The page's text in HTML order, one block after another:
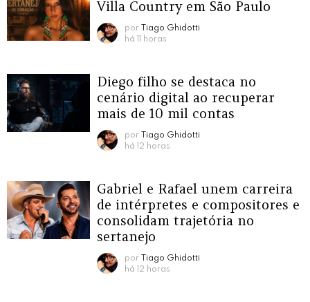
Villa Country em São Paulo
por
Tiago Ghidotti
há 11 horas
Diego filho se destaca no
cenário digital ao recuperar
mais de 10 mil contas
por
Tiago Ghidotti
há 12 horas
Gabriel e Rafael unem carreira
de intérpretes e compositores e
consolidam trajetória no
sertanejo
por
Tiago Ghidotti
há 12 horas